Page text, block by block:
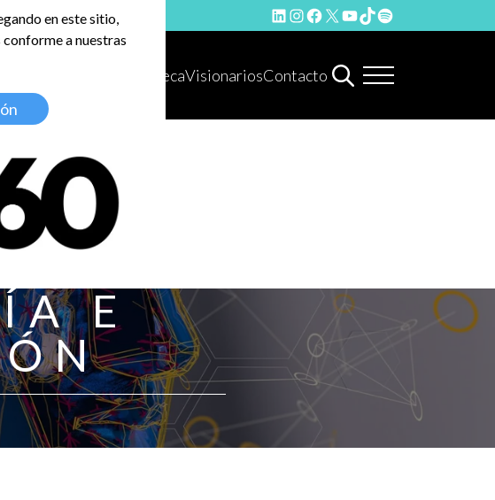
LinkedIn
Instagram
Facebook
X YouTube
TikTok
Spotify
HemerotecaVisionariosContacto
E
en este sitio,
a nuestras